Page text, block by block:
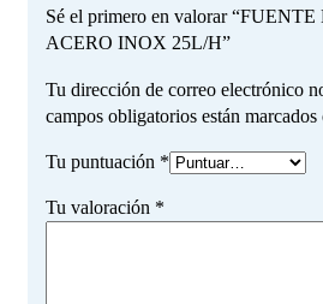
Sé el primero en valorar
ACERO INOX 25L/H”
Tu dirección de correo electrónico
campos obligatorios están marcados
Tu puntuación *
Tu valoración *